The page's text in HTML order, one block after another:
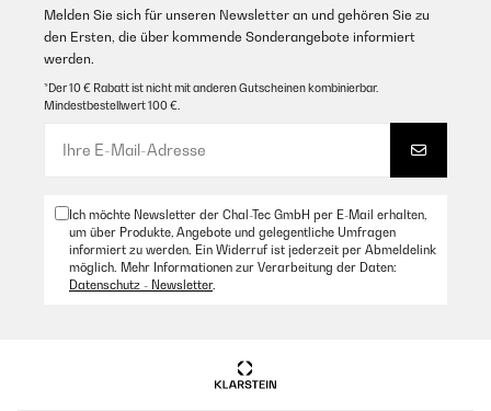
hat es gleich am Wochenende mit Freunden gespielt.
Amazon Benutzer – Bewertung durch Chal-Tec GmbH nicht
eigenständig überprüft
14/11/2025
Super Lustiges Spiel.Toller Kontakt, problemlose Abwicklung, Danke.
eigenständig überprüft
31/08/2025
Melden Sie sich für unseren Newsletter an und gehören Sie zu
den Ersten, die über kommende Sonderangebote informiert
werden.
*Der 10 € Rabatt ist nicht mit anderen Gutscheinen kombinierbar.
Mindestbestellwert 100 €.
Ich möchte Newsletter der Chal-Tec GmbH per E-Mail erhalten,
um über Produkte, Angebote und gelegentliche Umfragen
informiert zu werden. Ein Widerruf ist jederzeit per Abmeldelink
möglich. Mehr Informationen zur Verarbeitung der Daten:
Datenschutz - Newsletter.